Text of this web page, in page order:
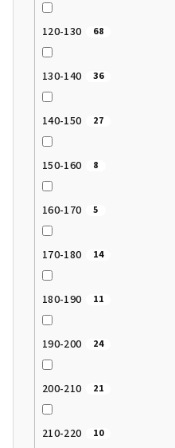
120-130 68
130-140 36
140-150 27
150-160 8
160-170 5
170-180 14
180-190 11
190-200 24
200-210 21
210-220 10